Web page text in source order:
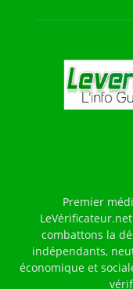
Premier
combattons la
indépendants,
économique et